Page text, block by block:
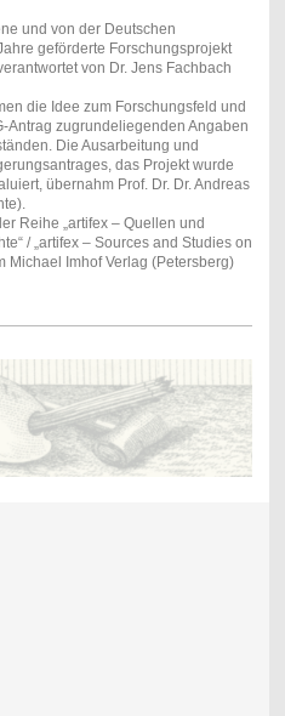
und von der Deutschen
geförderte Forschungsprojekt
von Dr. Jens Fachbach
die Idee zum Forschungsfeld und
Antrag zugrundeliegenden Angaben
Die Ausarbeitung und
das Projekt wurde
übernahm Prof. Dr. Dr. Andreas
Reihe „artifex – Quellen und
/ „artifex – Sources and Studies on
Michael Imhof Verlag (Petersberg)